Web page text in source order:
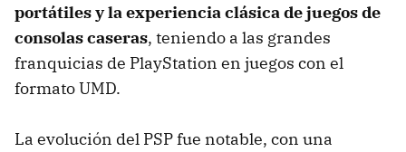
portátiles y la experiencia clásica de juegos de
consolas caseras, teniendo a las grandes
franquicias de PlayStation en juegos con el
formato UMD.
La evolución del PSP fue notable, con una